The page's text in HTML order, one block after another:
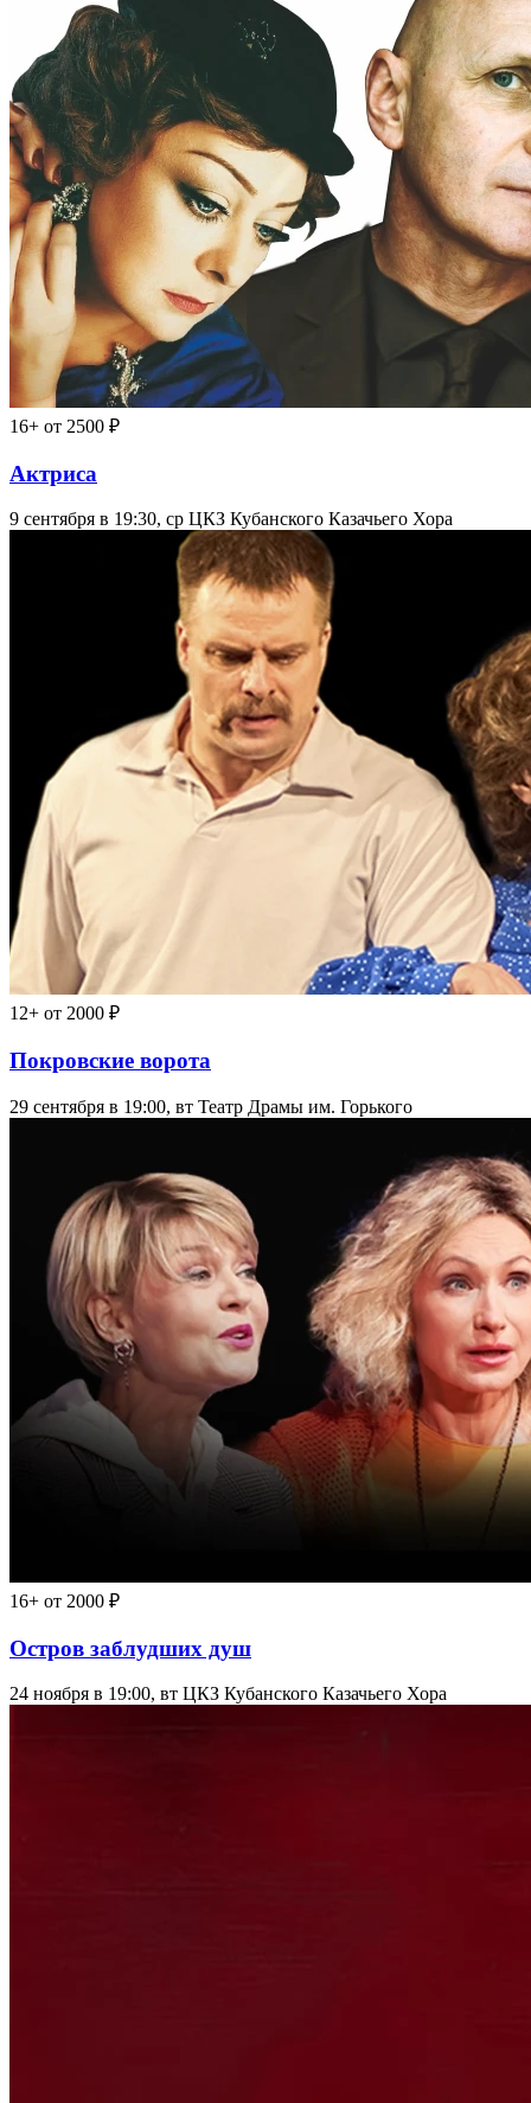
16+ от 2500 ₽
Актриса
9 сентября в 19:30, ср ЦКЗ Кубанского Казачьего Хора
12+ от 2000 ₽
Покровские ворота
29 сентября в 19:00, вт Театр Драмы им. Горького
16+ от 2000 ₽
Остров заблудших душ
24 ноября в 19:00, вт ЦКЗ Кубанского Казачьего Хора